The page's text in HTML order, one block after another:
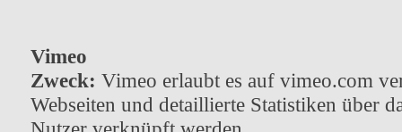
Vimeo
Zweck: Vimeo erlaubt es auf vimeo.com
Webseiten und detaillierte Statistiken über